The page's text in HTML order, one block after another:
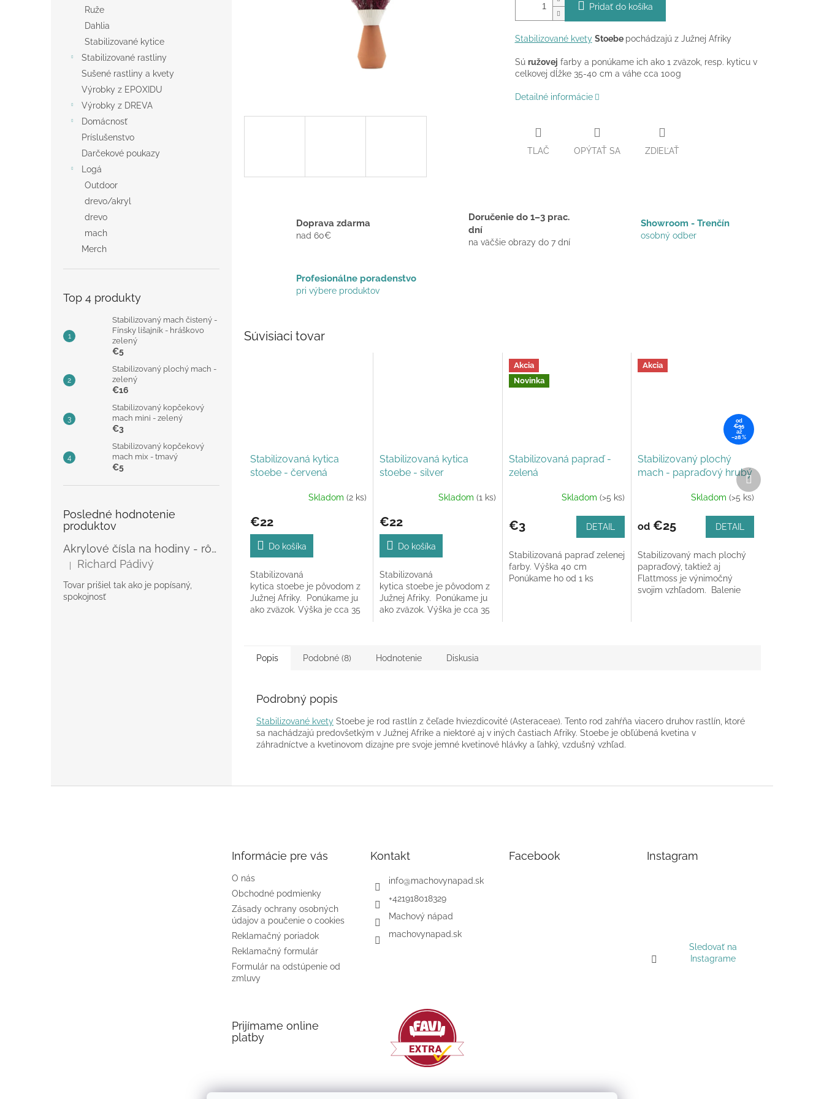
Ruže
Dahlia
Stabilizované kytice
Stabilizované rastliny
Sušené rastliny a kvety
Výrobky z EPOXIDU
Výrobky z DREVA
Domácnosť
Príslušenstvo
Darčekové poukazy
Logá
Outdoor
drevo/akryl
drevo
mach
Merch
Top 4 produkty
Stabilizovaný mach čistený -
Fínsky lišajník - hráškovo
zelený
€5
Stabilizovaný plochý mach -
zelený
€16
Stabilizovaný kopčekový
mach mini - zelený
€3
Stabilizovaný kopčekový
mach mix - tmavý
€5
Posledné hodnotenie
produktov
Akrylové čísla na hodiny - rôzne
Hodnotenie produktu je 5 z 5 hviezdičiek.
| Richard Pádivý
Tovar prišiel tak ako je popísaný,
spokojnosť
Pridať do košíka
Stabilizované kvety Stoebe pochádzajú z Južnej Afriky
Sú ružovej farby a ponúkame ich ako 1 zväzok, resp. kyticu v
celkovej dĺžke 35-40 cm a váhe cca 100g
Detailné informácie
TLAČ OPÝTAŤ SA ZDIEĽAŤ
Doprava zdarma
nad 60€
Doručenie do 1–3 prac.
dní
na väčšie obrazy do 7 dní
Showroom - Trenčín
osobný odber
Profesionálne poradenstvo
pri výbere produktov
Súvisiaci tovar
Stabilizovaná kytica
stoebe - červená
Skladom (2 ks)
€22
Do košíka
Stabilizovaná
kytica stoebe je pôvodom z
Južnej Afriky. Ponúkame ju
ako zväzok. Výška je cca 35
Stabilizovaná kytica
stoebe - silver
Skladom (1 ks)
€22
Do košíka
Stabilizovaná
kytica stoebe je pôvodom z
Južnej Afriky. Ponúkame ju
ako zväzok. Výška je cca 35
Akcia
Novinka
Stabilizovaná papraď -
zelená
produktu
z
5
hviezdičiek.
Skladom(>5 ks)
€3 DETAIL
Stabilizovaná papraď zelenej
farby. Výška 40 cm
Ponúkame ho od 1 ks
Akcia
od
€35
až
–28 %
Stabilizovaný plochý
mach - papraďový hrubý
Skladom (>5 ks)
od €25 DETAIL
Stabilizovaný mach plochý
papraďový, taktiež aj
Flattmoss je výnimočný
svojim vzhľadom. Balenie
Ďalší
produkt
Popis Podobné (8) Hodnotenie Diskusia
Podrobný popis
Stabilizované kvety Stoebe je rod rastlín z čeľade hviezdicovité (Asteraceae). Tento rod zahŕňa viacero druhov rastlín, ktoré
sa nachádzajú predovšetkým v Južnej Afrike a niektoré aj v iných častiach Afriky. Stoebe je obľúbená kvetina v
záhradníctve a kvetinovom dizajne pre svoje jemné kvetinové hlávky a ľahký, vzdušný vzhľad.
Informácie pre vás
O nás
Obchodné podmienky
Zásady ochrany osobných
údajov a poučenie o cookies
Reklamačný poriadok
Reklamačný formulár
Formulár na odstúpenie od
zmluvy
Kontakt
info@machovynapad.sk
+421918018329
Machový nápad
machovynapad.sk
Facebook Instagram
Sledovať na
Instagrame
Prijímame online
platby